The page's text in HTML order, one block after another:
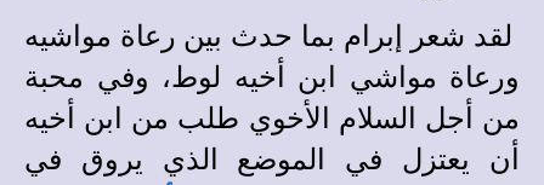
لقد شعر إبرام بما حدث بين رعاة مواشيه
ورعاة مواشي ابن أخيه لوط، وفي محبة
من أجل السلام الأخوي طلب من ابن أخيه
أن يعتزل في الموضع الذي يروق في